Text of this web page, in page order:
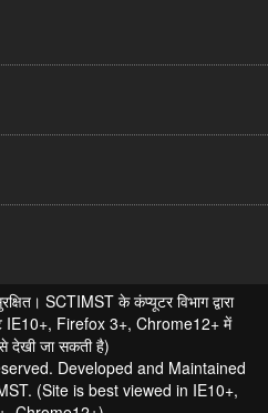
SCTIMST के कंप्यूटर विभाग द्वारा
IE10+, Firefox 3+, Chrome12+ में
से देखी जा सकती है)
Developed and Maintained
(Site is best viewed in IE10+,